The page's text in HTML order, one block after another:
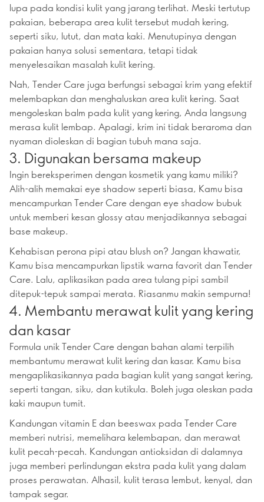
lupa pada kondisi kulit yang jarang terlihat. Meski tertutup
pakaian, beberapa area kulit tersebut mudah kering,
seperti siku, lutut, dan mata kaki. Menutupinya dengan
pakaian hanya solusi sementara, tetapi tidak
menyelesaikan masalah kulit kering.
Nah, Tender Care juga berfungsi sebagai krim yang efektif
melembapkan dan menghaluskan area kulit kering. Saat
mengoleskan balm pada kulit yang kering, Anda langsung
merasa kulit lembap. Apalagi, krim ini tidak beraroma dan
nyaman dioleskan di bagian tubuh mana saja.
3. Digunakan bersama makeup
Ingin bereksperimen dengan kosmetik yang kamu miliki?
Alih-alih memakai eye shadow seperti biasa, Kamu bisa
mencampurkan Tender Care dengan eye shadow bubuk
untuk memberi kesan glossy atau menjadikannya sebagai
base makeup.
Kehabisan perona pipi atau blush on? Jangan khawatir,
Kamu bisa mencampurkan lipstik warna favorit dan Tender
Care. Lalu, aplikasikan pada area tulang pipi sambil
ditepuk-tepuk sampai merata. Riasanmu makin sempurna!
4. Membantu merawat kulit yang kering
dan kasar
Formula unik Tender Care dengan bahan alami terpilih
membantumu merawat kulit kering dan kasar. Kamu bisa
mengaplikasikannya pada bagian kulit yang sangat kering,
seperti tangan, siku, dan kutikula. Boleh juga oleskan pada
kaki maupun tumit.
Kandungan vitamin E dan beeswax pada Tender Care
memberi nutrisi, memelihara kelembapan, dan merawat
kulit pecah-pecah. Kandungan antioksidan di dalamnya
juga memberi perlindungan ekstra pada kulit yang dalam
proses perawatan. Alhasil, kulit terasa lembut, kenyal, dan
tampak segar.